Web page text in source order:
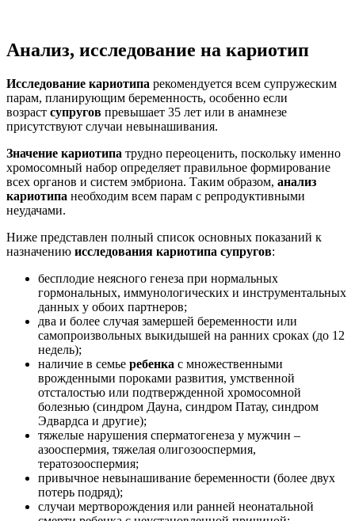
Анализ, исследование на кариотип
Исследование кариотипа рекомендуется всем супружеским
парам, планирующим беременность, особенно если
возраст супругов превышает 35 лет или в анамнезе
присутствуют случаи невынашивания.
Значение кариотипа трудно переоценить, поскольку именно
хромосомный набор определяет правильное формирование
всех органов и систем эмбриона. Таким образом, анализ
кариотипа необходим всем парам с репродуктивными
неудачами.
Ниже представлен полный список основных показаний к
назначению исследования кариотипа супругов:
бесплодие неясного генеза при нормальных
гормональных, иммунологических и инструментальных
данных у обоих партнеров;
два и более случая замершей беременности или
самопроизвольных выкидышей на ранних сроках (до 12
недель);
наличие в семье ребенка с множественными
врожденными пороками развития, умственной
отсталостью или подтвержденной хромосомной
болезнью (синдром Дауна, синдром Патау, синдром
Эдвардса и другие);
тяжелые нарушения сперматогенеза у мужчин –
азооспермия, тяжелая олигозооспермия,
тератозооспермия;
привычное невынашивание беременности (более двух
потерь подряд);
случаи мертворождения или ранней неонатальной